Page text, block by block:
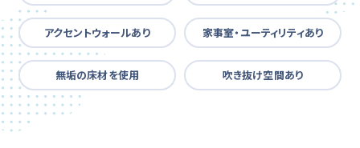
アクセントウォールあり 家事室・ユーティリティあり
無垢の床材を使用 吹き抜け空間あり